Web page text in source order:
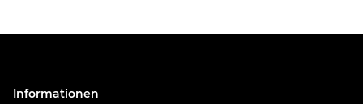
Informationen